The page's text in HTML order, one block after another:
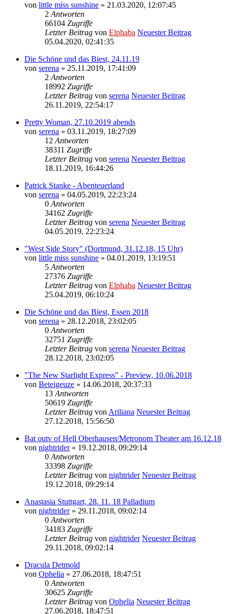
von little miss sunshine » 21.03.2020, 12:07:45
2 Antworten
66104 Zugriffe
Letzter Beitrag von Elphaba Neuester Beitrag
05.04.2020, 02:41:35
Die Schöne und das Biest, 24.11.19
von serena » 25.11.2019, 17:41:09
2 Antworten
18992 Zugriffe
Letzter Beitrag von serena Neuester Beitrag
26.11.2019, 22:54:17
Pretty Woman, 27.10.2019 abends
von serena » 03.11.2019, 18:27:09
12 Antworten
38311 Zugriffe
Letzter Beitrag von serena Neuester Beitrag
18.11.2019, 16:44:26
Patrick Stanke - Abenteuerland
von serena » 04.05.2019, 22:23:24
0 Antworten
34162 Zugriffe
Letzter Beitrag von serena Neuester Beitrag
04.05.2019, 22:23:24
"West Side Story" (Dortmund, 31.12.18, 15 Uhr)
von little miss sunshine » 04.01.2019, 13:19:51
5 Antworten
27376 Zugriffe
Letzter Beitrag von Elphaba Neuester Beitrag
25.04.2019, 06:10:24
Die Schöne und das Biest, Essen 2018
von serena » 28.12.2018, 23:02:05
0 Antworten
32751 Zugriffe
Letzter Beitrag von serena Neuester Beitrag
28.12.2018, 23:02:05
"The New Starlight Express" - Preview, 10.06.2018
von Beteigeuze » 14.06.2018, 20:37:33
13 Antworten
50619 Zugriffe
Letzter Beitrag von Ariliana Neuester Beitrag
27.12.2018, 15:56:50
Bat outv of Hell Oberhausen/Metronom Theater am 16.12.18
von nightrider» 19.12.2018, 09:29:14
0 Antworten
33398 Zugriffe
Letzter Beitrag von nightrider Neuester Beitrag
19.12.2018, 09:29:14
Anastasia Stuttgart, 28. 11. 18 Palladium
von nightrider» 29.11.2018, 09:02:14
0 Antworten
34183 Zugriffe
Letzter Beitrag von nightrider Neuester Beitrag
29.11.2018, 09:02:14
Dracula Detmold
von Ophelia » 27.06.2018, 18:47:51
0 Antworten
30625 Zugriffe
Letzter Beitrag von Ophelia Neuester Beitrag
27.06.2018, 18:47:51